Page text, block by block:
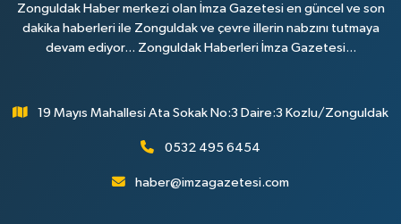
Zonguldak Haber merkezi olan İmza Gazetesi en güncel ve son
dakika haberleri ile Zonguldak ve çevre illerin nabzını tutmaya
devam ediyor... Zonguldak Haberleri İmza Gazetesi...
19 Mayıs Mahallesi Ata Sokak No:3 Daire:3 Kozlu/Zonguldak
0532 495 6454
haber@imzagazetesi.com